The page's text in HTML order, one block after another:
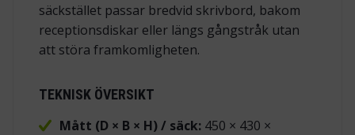
säckstället passar bredvid skrivbord, bakom
receptionsdiskar eller längs gångstråk utan
att störa framkomligheten.
TEKNISK ÖVERSIKT
Mått (D × B × H) / säck: 450 × 430 ×